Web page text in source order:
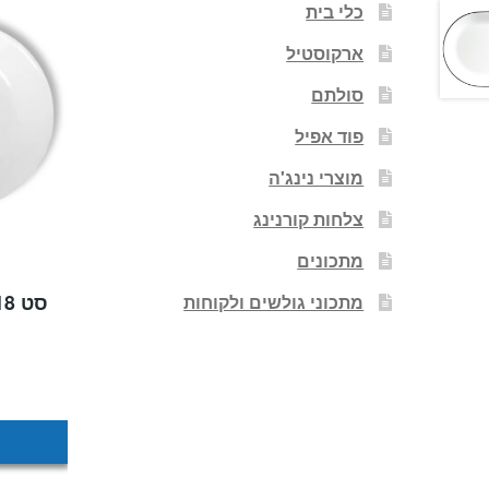
כלי בית
ארקוסטיל
סולתם
פוד אפיל
מוצרי נינג'ה
צלחות קורנינג
מתכונים
מתכוני גולשים ולקוחות